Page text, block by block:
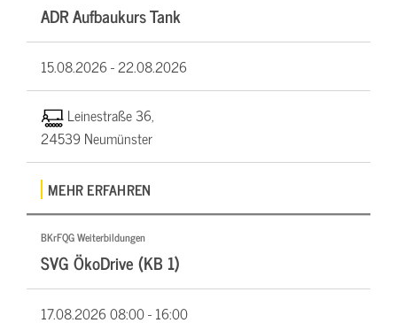
ADR Aufbaukurs Tank
15.08.2026 -22.08.2026
Leinestraße 36,
24539 Neumünster
MEHR ERFAHREN
BKrFQG Weiterbildungen
SVG ÖkoDrive (KB 1)
17.08.202608:00 - 16:00